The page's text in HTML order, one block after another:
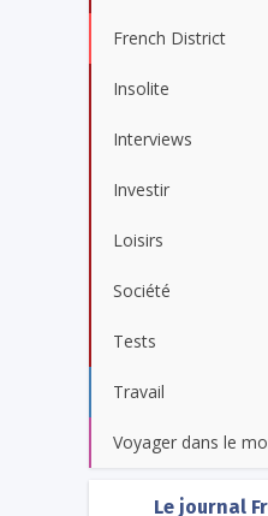
French District
Insolite
Interviews
Investir
Loisirs
Société
Tests
Travail
Voyager dans le
Le journal